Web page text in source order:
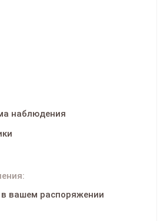
наблюдения
в вашем распоряжении